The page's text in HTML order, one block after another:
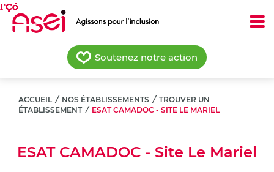
Aller
contenu
Soutenez notre action
ACCUEIL / NOS ÉTABLISSEMENTS / TROUVER UN
ÉTABLISSEMENT / ESAT CAMADOC - SITE LE MARIEL
ESAT CAMADOC - Site Le Mariel